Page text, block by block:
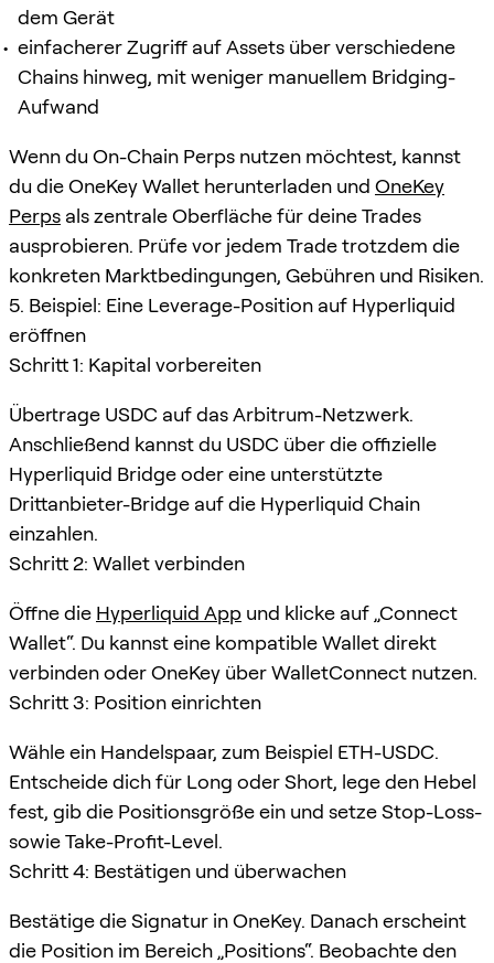
dem Gerät
einfacherer Zugriff auf Assets über verschiedene
Chains hinweg, mit weniger manuellem Bridging-
Aufwand
Wenn du On-Chain Perps nutzen möchtest, kannst
du die OneKey Wallet herunterladen und OneKey
Perps als zentrale Oberfläche für deine Trades
ausprobieren. Prüfe vor jedem Trade trotzdem die
konkreten Marktbedingungen, Gebühren und Risiken.
5. Beispiel: Eine Leverage-Position auf Hyperliquid
eröffnen
Schritt 1: Kapital vorbereiten
Übertrage USDC auf das Arbitrum-Netzwerk.
Anschließend kannst du USDC über die offizielle
Hyperliquid Bridge oder eine unterstützte
Drittanbieter-Bridge auf die Hyperliquid Chain
einzahlen.
Schritt 2: Wallet verbinden
Öffne die Hyperliquid App und klicke auf „Connect
Wallet“. Du kannst eine kompatible Wallet direkt
verbinden oder OneKey über WalletConnect nutzen.
Schritt 3: Position einrichten
Wähle ein Handelspaar, zum Beispiel ETH-USDC.
Entscheide dich für Long oder Short, lege den Hebel
fest, gib die Positionsgröße ein und setze Stop-Loss-
sowie Take-Profit-Level.
Schritt 4: Bestätigen und überwachen
Bestätige die Signatur in OneKey. Danach erscheint
die Position im Bereich „Positions“. Beobachte den